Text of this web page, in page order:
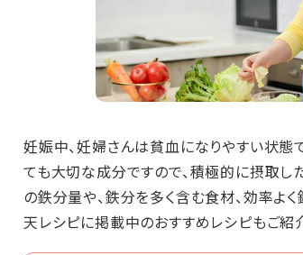
妊娠中、妊婦さんは貧血になりやすい状態
ても大切な成分ですので、積極的に摂取し
の鉄分量や、鉄分を多く含む食材、効率よ
天レシピに掲載中のおすすめレシピもご紹